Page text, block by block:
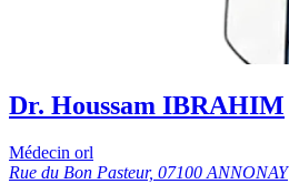
Dr. Houssam IBRAHIM
Médecin orl
Rue du Bon Pasteur, 07100 ANNONAY